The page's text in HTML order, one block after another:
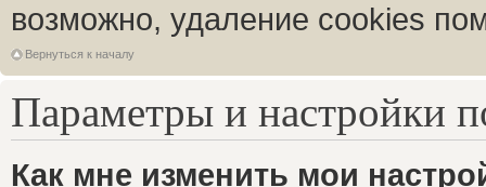
возможно, удаление cookies
Вернуться к началу
Параметры и настройки
Как мне изменить мои